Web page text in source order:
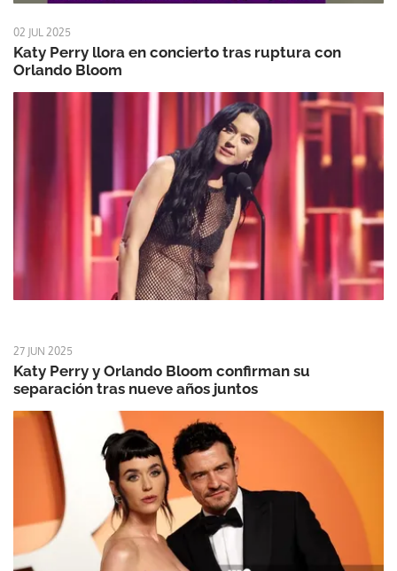
02 JUL 2025
Katy Perry llora en concierto tras ruptura con
Orlando Bloom
27 JUN 2025
Katy Perry y Orlando Bloom confirman su
separación tras nueve años juntos